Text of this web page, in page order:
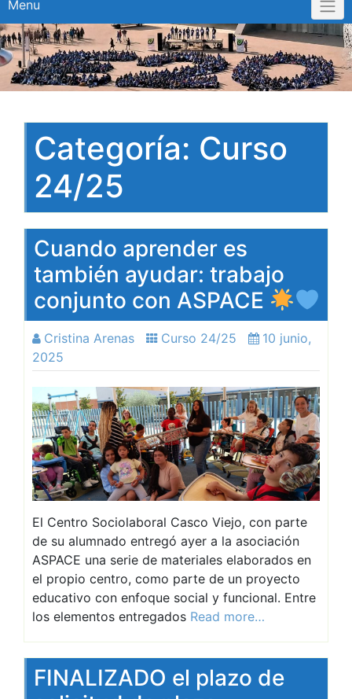
Menu
Categoría: Curso
24/25
Cuando aprender es
también ayudar: trabajo
conjunto con ASPACE
Cristina Arenas Curso 24/25
10 junio,
2025
El Centro Sociolaboral Casco Viejo, con parte
de su alumnado entregó ayer a la asociación
ASPACE una serie de materiales elaborados en
el propio centro, como parte de un proyecto
educativo con enfoque social y funcional. Entre
los elementos entregados Read more…
FINALIZADO el plazo de